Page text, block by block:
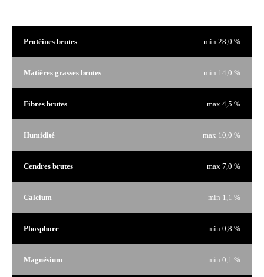
Protéines brutes min 28,0 %
Matières grasses brutes min 14,0 %
Fibres brutes max 4,5 %
Humidité max 10,0 %
Cendres brutes max 7,0 %
Calcium min 1,1 %
Phosphore min 0,8 %
Magnésium min 0,1 %